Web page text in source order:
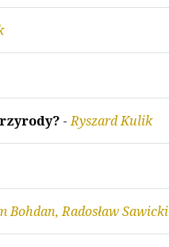
-Ryszard Kulik
Bohdan, Radosław Sawicki